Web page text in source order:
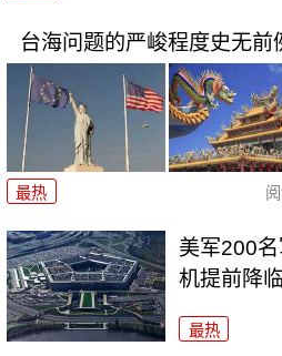
台海问题的严峻程度史无前
最热
美军200
机提前降
最热